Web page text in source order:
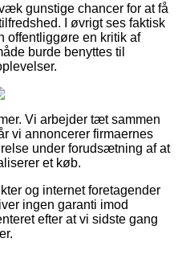
gunstige chancer for at få
I øvrigt ses faktisk
offentliggøre en kritik af
burde benyttes til
Vi arbejder tæt sammen
vi annoncerer firmaernes
under forudsætning af at
et køb.
og internet foretagender
ingen garanti imod
efter at vi sidste gang